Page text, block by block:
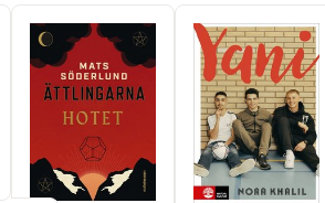
Tove Broheden,
Blomqvist,Katarina
Bjärvall,Loran Batti,
Firdevs Anik ,Maria
Andersson Vogel,
Al-Khamri,Susanna
Alakoski,Runa